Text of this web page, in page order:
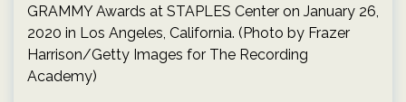
GRAMMY Awards at STAPLES Center on January 26,
2020 in Los Angeles, California. (Photo by Frazer
Harrison/Getty Images for The Recording
Academy)